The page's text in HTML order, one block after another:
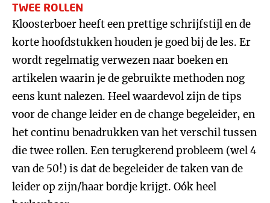
TWEE ROLLEN
Kloosterboer heeft een prettige schrijfstijl en de
korte hoofdstukken houden je goed bij de les. Er
wordt regelmatig verwezen naar boeken en
artikelen waarin je de gebruikte methoden nog
eens kunt nalezen. Heel waardevol zijn de tips
voor de change leider en de change begeleider, en
het continu benadrukken van het verschil tussen
die twee rollen. Een terugkerend probleem (wel 4
van de 50!) is dat de begeleider de taken van de
leider op zijn/haar bordje krijgt. Oók heel